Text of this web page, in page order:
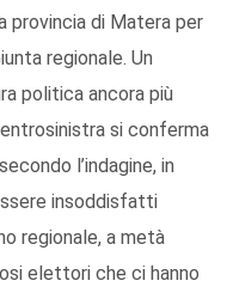
provincia di Matera per
regionale. Un
politica ancora più
si conferma
l’indagine, in
insoddisfatti
regionale, a metà
elettori che ci hanno